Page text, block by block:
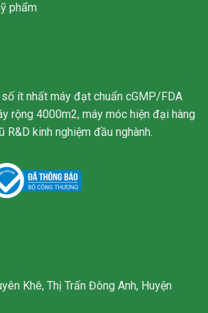
phẩm
ít nhất máy đạt chuẩn cGMP/FDA
rộng 4000m2, máy móc hiện đại hàng
R&D kinh nghiệm đầu nghành.
Khê, Thị Trấn Đông Anh, Huyện